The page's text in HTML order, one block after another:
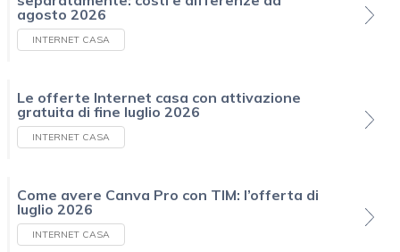
agosto 2026
INTERNET CASA
Le offerte Internet casa con attivazione
gratuita di fine luglio 2026
INTERNET CASA
Come avere Canva Pro con TIM: l’offerta di
luglio 2026
INTERNET CASA